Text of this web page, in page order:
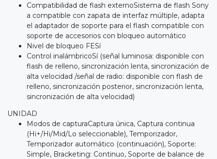
Compatibilidad de flash externoSistema de flash Sony
a compatible con zapata de interfaz múltiple, adapta
el adaptador de soporte para el flash compatible con
soporte de accesorios con bloqueo automático
Nivel de bloqueo FESí
Control inalámbricoSí (señal luminosa: disponible con
flash de relleno, sincronización lenta, sincronización de
alta velocidad /señal de radio: disponible con flash de
relleno, sincronización posterior, sincronización lenta,
sincronización de alta velocidad)
UNIDAD
Modos de capturaCaptura única, Captura continua
(Hi+/Hi/Mid/Lo seleccionable), Temporizador,
Temporizador automático (continuación), Soporte:
Simple, Bracketing: Continuo, Soporte de balance de